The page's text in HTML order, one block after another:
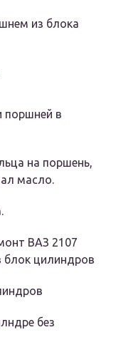
из блока
поршней в
на поршень,
масло.
ВАЗ 2107
блок цилиндров
без